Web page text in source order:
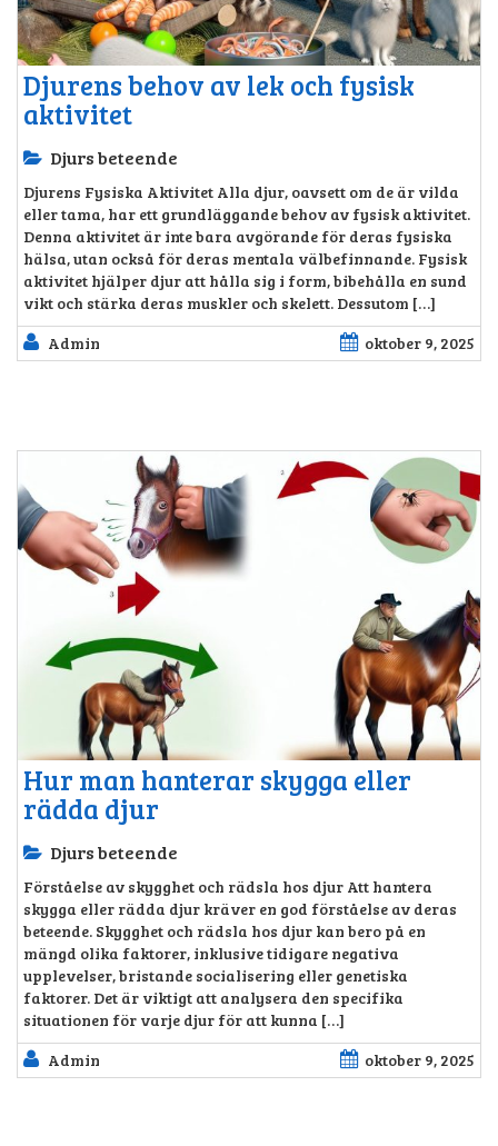
Djurens behov av lek och fysisk
aktivitet
Djurs beteende
Djurens Fysiska Aktivitet Alla djur, oavsett om de är vilda
eller tama, har ett grundläggande behov av fysisk aktivitet.
Denna aktivitet är inte bara avgörande för deras fysiska
hälsa, utan också för deras mentala välbefinnande. Fysisk
aktivitet hjälper djur att hålla sig i form, bibehålla en sund
vikt och stärka deras muskler och skelett. Dessutom […]
Admin
oktober 9, 2025
Hur man hanterar skygga eller
rädda djur
Djurs beteende
Förståelse av skygghet och rädsla hos djur Att hantera
skygga eller rädda djur kräver en god förståelse av deras
beteende. Skygghet och rädsla hos djur kan bero på en
mängd olika faktorer, inklusive tidigare negativa
upplevelser, bristande socialisering eller genetiska
faktorer. Det är viktigt att analysera den specifika
situationen för varje djur för att kunna […]
Admin
oktober 9, 2025